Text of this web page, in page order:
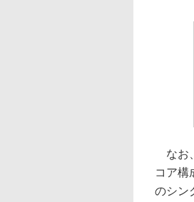
なお
コア構
のシン